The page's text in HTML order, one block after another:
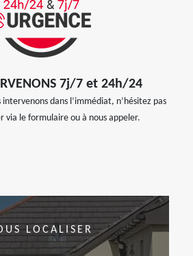
7j/7 et 24h/24
intervenons dans l’immédiat, n’hésitez pas
via le formulaire ou à nous appeler.
LOCALISER